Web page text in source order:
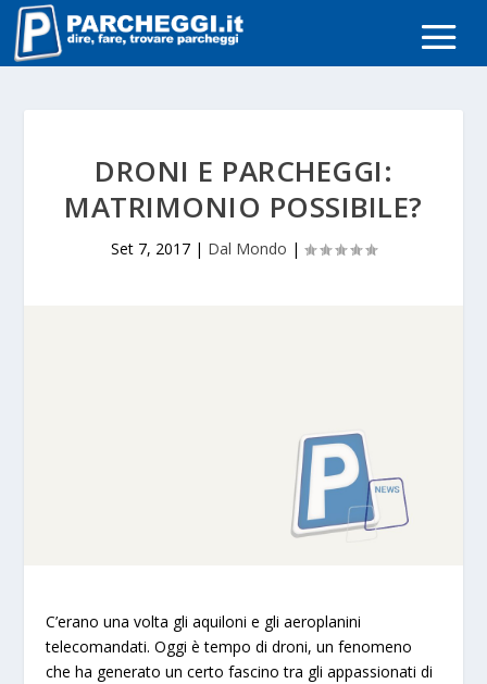
DRONI E PARCHEGGI:
MATRIMONIO POSSIBILE?
Set 7, 2017 | Dal Mondo |
C’erano una volta gli aquiloni e gli aeroplanini
telecomandati. Oggi è tempo di droni, un fenomeno
che ha generato un certo fascino tra gli appassionati di